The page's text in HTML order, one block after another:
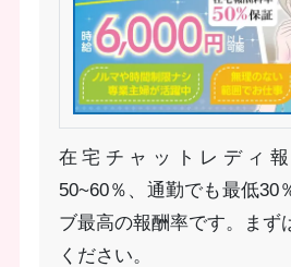
在宅チャットレディ
50~60％、通勤でも最低30
ブ最高の報酬率です。まず
ください。